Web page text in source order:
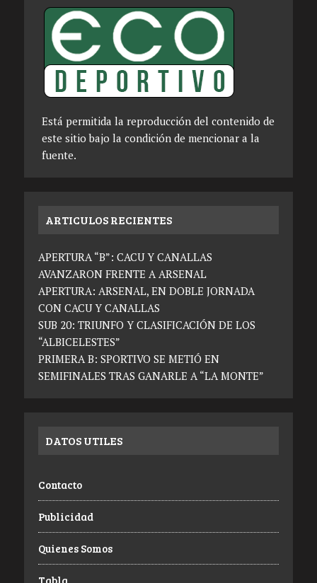
Está permitida la reproducción del contenido de
este sitio bajo la condición de mencionar a la
fuente.
ARTICULOS RECIENTES
APERTURA “B”: CACU Y CANALLAS
AVANZARON FRENTE A ARSENAL
APERTURA: ARSENAL, EN DOBLE JORNADA
CON CACU Y CANALLAS
SUB 20: TRIUNFO Y CLASIFICACIÓN DE LOS
“ALBICELESTES”
PRIMERA B: SPORTIVO SE METIÓ EN
SEMIFINALES TRAS GANARLE A “LA MONTE”
DATOS UTILES
Contacto
Publicidad
Quienes Somos